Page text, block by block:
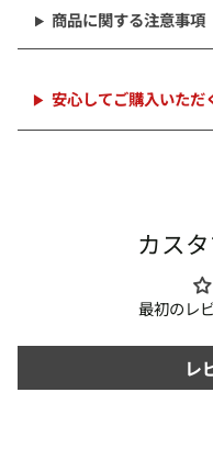
追
商品に関する注意事
安心してご購入いただ
カス
最初のレ
レ